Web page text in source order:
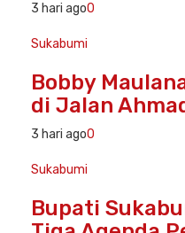
3 hari ago0
Sukabumi
Bobby
di Jalan
3 hari ago0
Sukabumi
Bupati